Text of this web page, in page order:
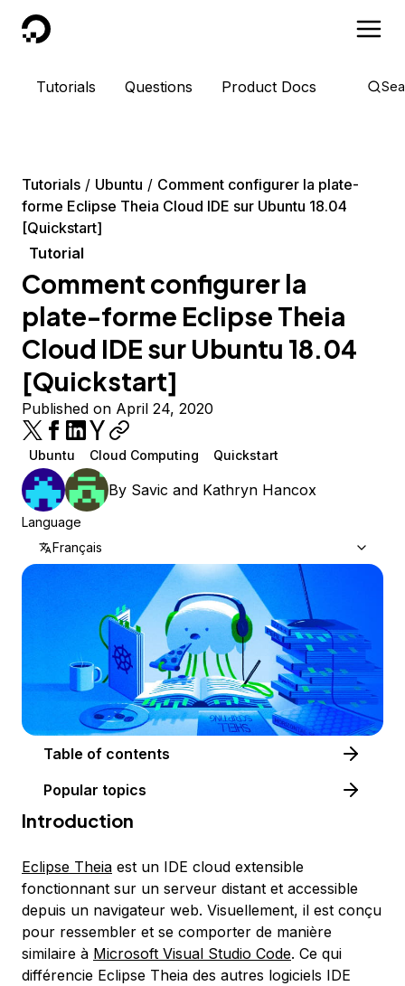
DigitalOcean
Tutorials Questions Product Docs
Tutorials Ubuntu
Comment configurer la plate-
forme Eclipse Theia Cloud IDE sur Ubuntu 18.04
[Quickstart]
Tutorial
Comment configurer la
plate-forme Eclipse Theia
Cloud IDE sur Ubuntu 18.04
[Quickstart]
Published on April 24, 2020
Ubuntu Cloud Computing Quickstart
By Savic and Kathryn Hancox
Language
Français
Table of contents
Popular topics
Introduction
Eclipse Theia est un IDE cloud extensible
fonctionnant sur un serveur distant et accessible
depuis un navigateur web. Visuellement, il est conçu
pour ressembler et se comporter de manière
similaire à Microsoft Visual Studio Code. Ce qui
différencie Eclipse Theia des autres logiciels IDE